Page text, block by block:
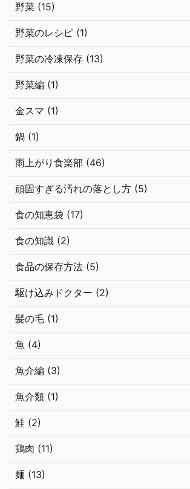
野菜 (15)
野菜のレシピ (1)
野菜の冷凍保存 (13)
野菜編 (1)
金スマ (1)
鍋 (1)
雨上がり食楽部 (46)
頑固すぎる汚れの落とし方 (5)
食の知恵袋 (17)
食の知識 (2)
食品の保存方法 (5)
駆け込みドクター (2)
髪の毛 (1)
魚 (4)
魚介編 (3)
魚介類 (1)
鮭 (2)
鶏肉 (11)
麺 (13)